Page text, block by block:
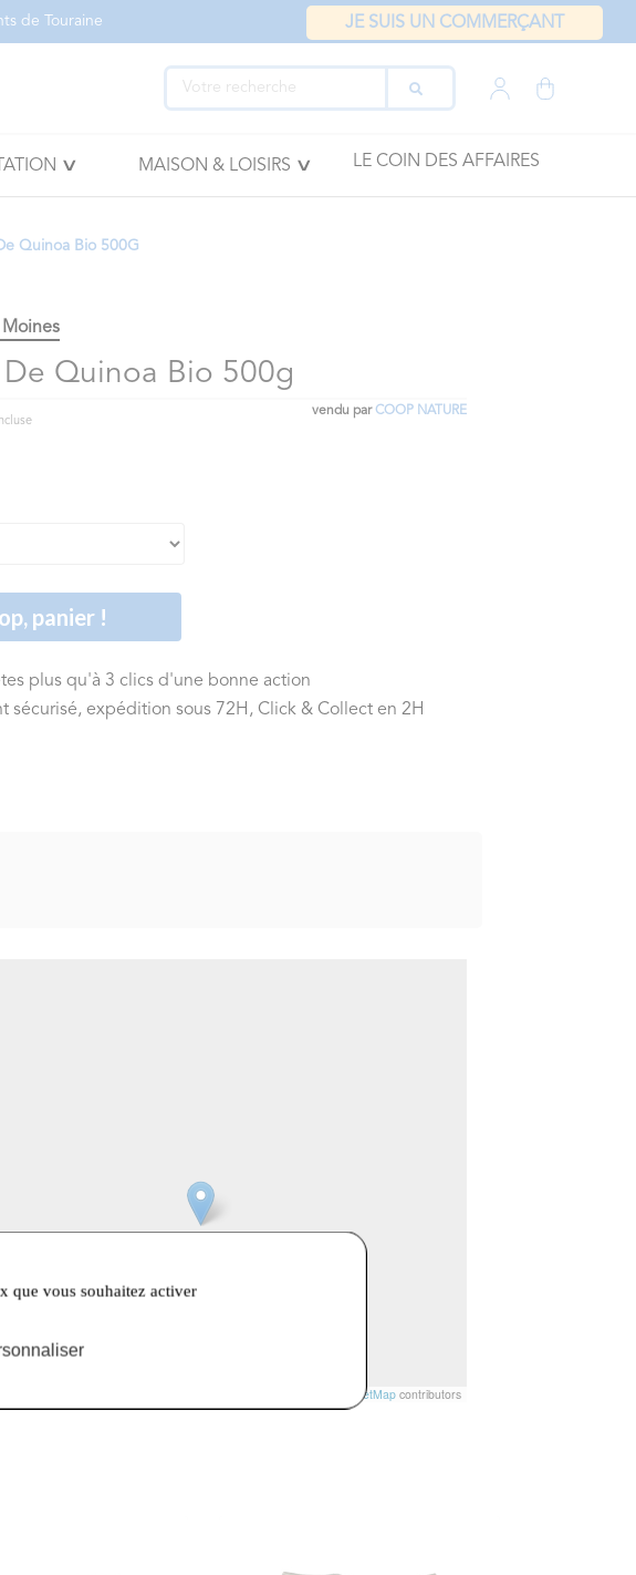
de Touraine JE SUIS UN COMMERÇANT
MAISON & LOISIRS LE COIN DES AFFAIRES
Quinoa Bio 500G
De Quinoa Bio 500g
vendu parCOOP NATURE
panier !
plus qu'à 3 clics d'une bonne action
sécurisé, expédition sous 72H, Click & Collect en 2H
OpenStreetMapcontributors
que vous souhaitez activer